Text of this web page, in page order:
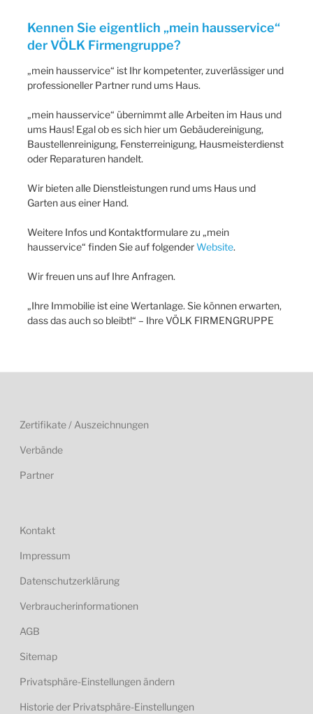
Kennen Sie eigentlich „mein hausservice“
der VÖLK Firmengruppe?
„mein hausservice“ ist Ihr kompetenter, zuverlässiger und
professioneller Partner rund ums Haus.
„mein hausservice“ übernimmt alle Arbeiten im Haus und
ums Haus! Egal ob es sich hier um Gebäudereinigung,
Baustellenreinigung, Fensterreinigung, Hausmeisterdienst
oder Reparaturen handelt.
Wir bieten alle Dienstleistungen rund ums Haus und
Garten aus einer Hand.
Weitere Infos und Kontaktformulare zu „mein
hausservice“ finden Sie auf folgenderWebsite.
Wir freuen uns auf Ihre Anfragen.
„Ihre Immobilie ist eine Wertanlage. Sie können erwarten,
dass das auch so bleibt!“ – Ihre VÖLK FIRMENGRUPPE
Zertifikate / Auszeichnungen
Verbände
Partner
Kontakt
Impressum
Datenschutzerklärung
Verbraucherinformationen
AGB
Sitemap
Privatsphäre-Einstellungen ändern
Historie der Privatsphäre-Einstellungen